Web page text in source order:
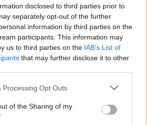
disclosed to third parties prior to
separately opt-out of the further
information by third parties on the
participants. This information may
us to third parties on the IAB’s List of
that may further disclose it to other
website/app uses one or more Google
or usage behaviour. You may click to
to Google and its third-party tags to
Processing Opt Outs
of the Sharing of my
española emitida actualmente…